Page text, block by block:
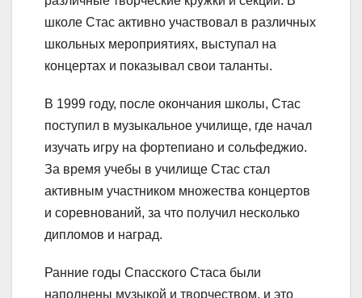
школе Стас активно участвовал в различных
школьных мероприятиях, выступал на
концертах и показывал свои таланты.
В 1999 году, после окончания школы, Стас
поступил в музыкальное училище, где начал
изучать игру на фортепиано и сольфеджио.
За время учебы в училище Стас стал
активным участником множества концертов
и соревнований, за что получил несколько
дипломов и наград.
Ранние годы Спасского Стаса были
наполнены музыкой и творчеством, и это